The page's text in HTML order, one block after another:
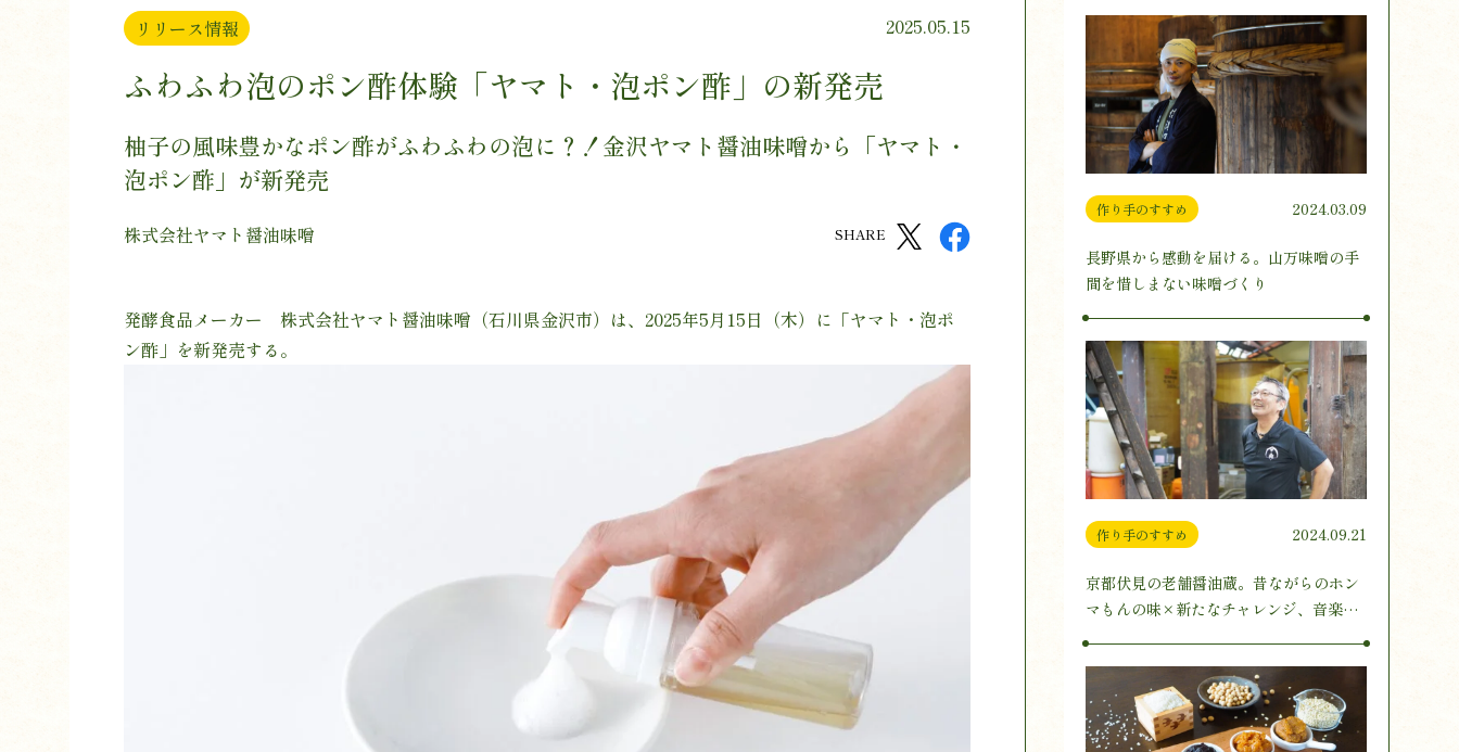
リリース情報 2025.05.15
ふわふわ泡のポン酢体験「ヤマト・泡ポン酢」の新発売
柚子の風味豊かなポン酢がふわふわの泡に？！金沢ヤマト醤油味噌から「ヤマト・
泡ポン酢」が新発売
株式会社ヤマト醤油味噌 SHARE
発酵食品メーカー 株式会社ヤマト醤油味噌（石川県金沢市）は、2025年5月15日（木）に「ヤマト・泡ポ
ン酢」を新発売する。
作り手のすすめ 2024.03.09
長野県から感動を届ける。山万味噌の手
間を惜しまない味噌づくり
作り手のすすめ 2024.09.21
京都伏見の老舗醤油蔵。昔ながらのホン
マもんの味×新たなチャレンジ、音楽醸